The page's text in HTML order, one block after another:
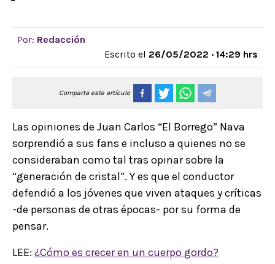
Por: Redacción
Escrito el 26/05/2022 · 14:29 hrs
Comparta este artículo
Las opiniones de Juan Carlos “El Borrego” Nava
sorprendió a sus fans e incluso a quienes no se
consideraban como tal tras opinar sobre la
“generación de cristal”. Y es que el conductor
defendió a los jóvenes que viven ataques y críticas
-de personas de otras épocas- por su forma de
pensar.
LEE: ¿Cómo es crecer en un cuerpo gordo?